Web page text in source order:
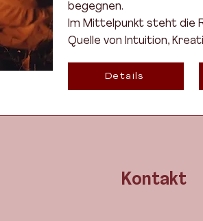
begegnen.
Im Mittelpunkt steht die
Quelle von Intuition,
Details
Kontakt